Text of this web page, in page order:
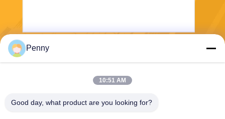
Penny
10:51 AM
Good day, what product are you looking for?